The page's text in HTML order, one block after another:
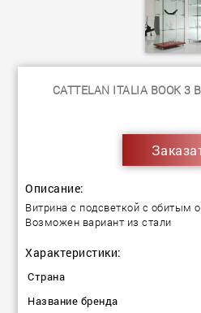
CATTELAN ITALIA BOOK
Описание:
Витрина с подсветкой с обитым
Возможен вариант из стали
Характеристики:
Страна
Название бренда